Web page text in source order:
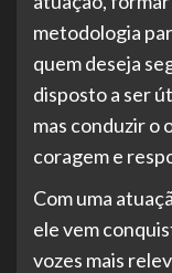
metodologia
quem deseja
disposto a ser
mas conduzir o
coragem e
Com uma
ele vem
vozes mais